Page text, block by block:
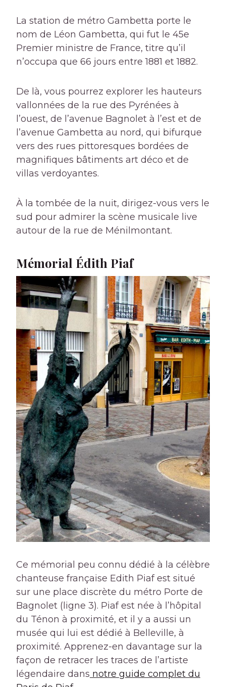
La station de métro Gambetta porte le
nom de Léon Gambetta, qui fut le 45e
Premier ministre de France, titre qu’il
n’occupa que 66 jours entre 1881 et 1882.
De là, vous pourrez explorer les hauteurs
vallonnées de la rue des Pyrénées à
l’ouest, de l’avenue Bagnolet à l’est et de
l’avenue Gambetta au nord, qui bifurque
vers des rues pittoresques bordées de
magnifiques bâtiments art déco et de
villas verdoyantes.
À la tombée de la nuit, dirigez-vous vers le
sud pour admirer la scène musicale live
autour de la rue de Ménilmontant.
Mémorial Édith Piaf
Ce mémorial peu connu dédié à la célèbre
chanteuse française Edith Piaf est situé
sur une place discrète du métro Porte de
Bagnolet (ligne 3). Piaf est née à l’hôpital
du Ténon à proximité, et il y a aussi un
musée qui lui est dédié à Belleville, à
proximité. Apprenez-en davantage sur la
façon de retracer les traces de l’artiste
légendaire dans notre guide complet du